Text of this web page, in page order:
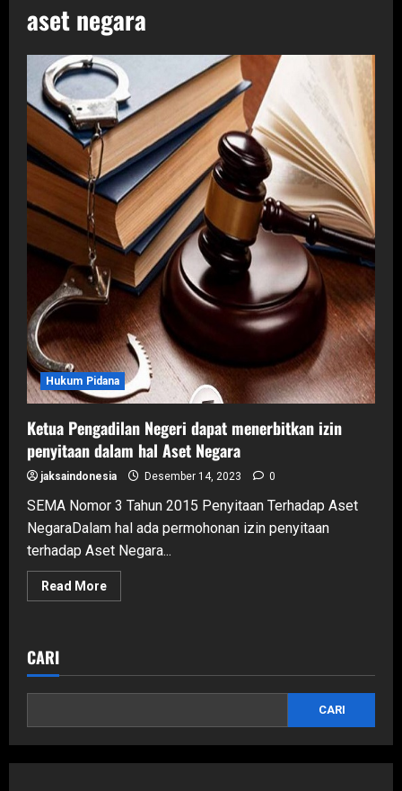
aset negara
Hukum Pidana
Ketua Pengadilan Negeri dapat menerbitkan izin
penyitaan dalam hal Aset Negara
jaksaindonesia Desember 14, 2023 0
SEMA Nomor 3 Tahun 2015 Penyitaan Terhadap Aset
NegaraDalam hal ada permohonan izin penyitaan
terhadap Aset Negara...
Read MoreRead
more
menerbitkan
penyitaan
hal
Negara
CARI
CARI